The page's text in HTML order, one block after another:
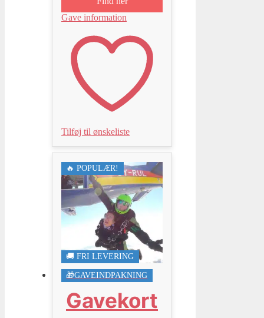
Gave information
Tilføj til ønskeliste
🚚 FRI LEVERING
🔥 POPULÆR!
🎁GAVEINDPAKNING
Gavekort